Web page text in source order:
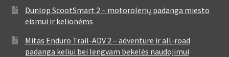
Dunlop ScootSmart 2 – motorolerių padanga miesto
eismui ir kelionėms
Mitas Enduro Trail-ADV 2 – adventure ir all-road
padanga keliui bei lengvam bekelės naudojimui